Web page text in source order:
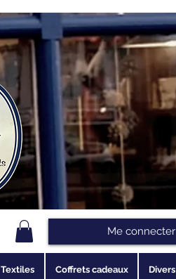
Me connecter
Textiles Coffrets cadeaux Divers